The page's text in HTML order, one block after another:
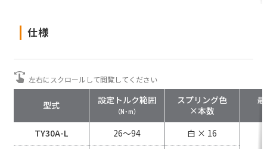
仕様
型式 設定トルク範囲
（N・m）
スプリング色
×本数
TY30A-L 26～94
白 × 16